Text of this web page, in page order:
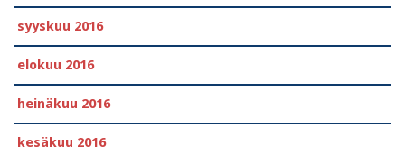
syyskuu 2016
elokuu 2016
heinäkuu 2016
kesäkuu 2016